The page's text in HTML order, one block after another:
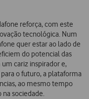
reforça, com este
tecnológica. Num
quer estar ao lado de
do potencial das
cariz inspirador e,
o futuro, a plataforma
ao mesmo tempo
sociedade.